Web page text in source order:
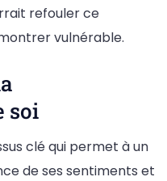
refouler ce
vulnérable.
soi
clé qui permet à un
de ses sentiments et